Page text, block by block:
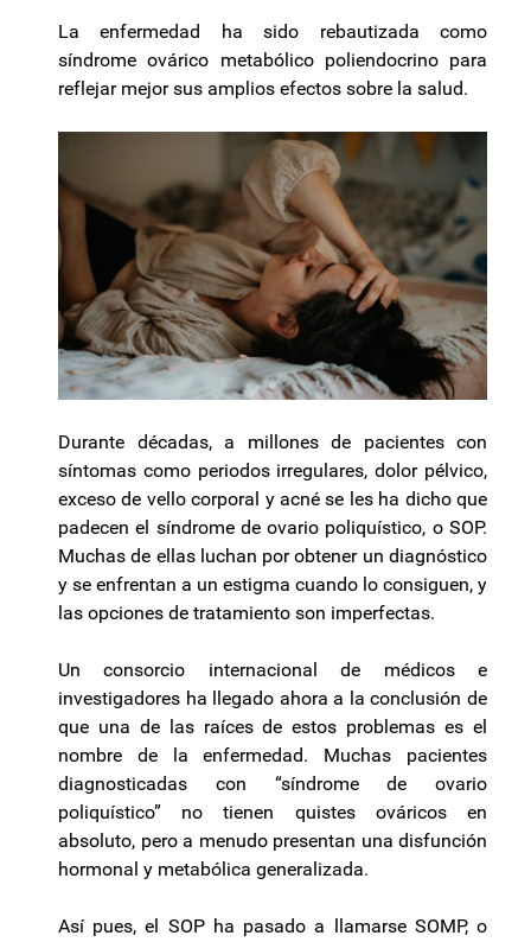
La enfermedad ha sido rebautizada como
síndrome ovárico metabólico poliendocrino para
reflejar mejor sus amplios efectos sobre la salud.
Durante décadas, a millones de pacientes con
síntomas como periodos irregulares, dolor pélvico,
exceso de vello corporal y acné se les ha dicho que
padecen el síndrome de ovario poliquístico, o SOP.
Muchas de ellas luchan por obtener un diagnóstico
y se enfrentan a un estigma cuando lo consiguen, y
las opciones de tratamiento son imperfectas.
Un consorcio internacional de médicos e
investigadores ha llegado ahora a la conclusión de
que una de las raíces de estos problemas es el
nombre de la enfermedad. Muchas pacientes
diagnosticadas con “síndrome de ovario
poliquístico” no tienen quistes ováricos en
absoluto, pero a menudo presentan una disfunción
hormonal y metabólica generalizada.
Así pues, el SOP ha pasado a llamarse SOMP, o